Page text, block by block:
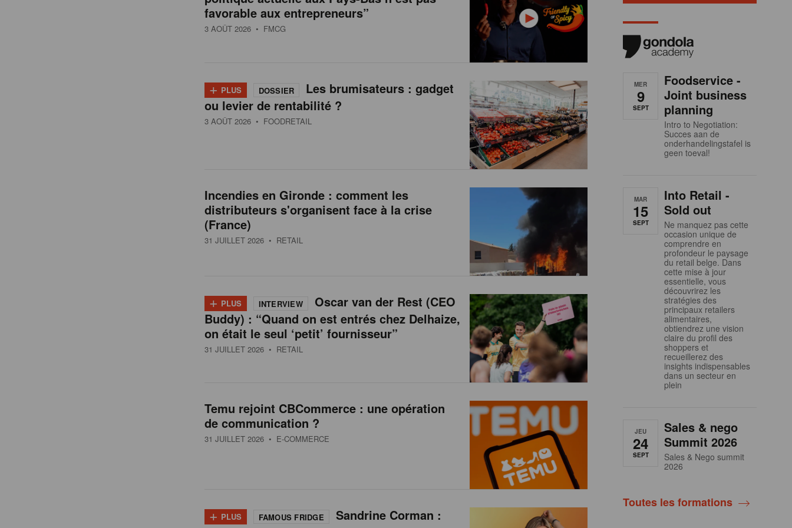
favorable aux entrepreneurs”
3 AOÛT 2026 • FMCG
+ PLUS DOSSIER
Les brumisateurs : gadget
ou levier de rentabilité ?
3 AOÛT 2026 • FOODRETAIL
Incendies en Gironde : comment les
distributeurs s'organisent face à la crise
(France)
31 JUILLET 2026 • RETAIL
+ PLUS INTERVIEW
Oscar van der Rest (CEO
Buddy) : “Quand on est entrés chez Delhaize,
on était le seul ‘petit’ fournisseur”
31 JUILLET 2026 • RETAIL
Temu rejoint CBCommerce : une opération
de communication ?
31 JUILLET 2026 • E-COMMERCE
+ PLUS FAMOUS FRIDGE
Sandrine Corman :
MER
9
SEPT
Foodservice -
Joint business
planning
Intro to Negotiation:
Succes aan de
onderhandelingstafel is
geen toeval!
MAR
15
SEPT
Into Retail -
Sold out
Ne manquez pas cette
occasion unique de
comprendre en
profondeur le paysage
du retail belge. Dans
cette mise à jour
essentielle, vous
découvrirez les
stratégies des
principaux retailers
alimentaires,
obtiendrez une vision
claire du profil des
shoppers et
recueillerez des
insights indispensables
dans un secteur en
plein
JEU
24
SEPT
Sales & nego
Summit 2026
Sales & Nego summit
2026
Toutes les formations